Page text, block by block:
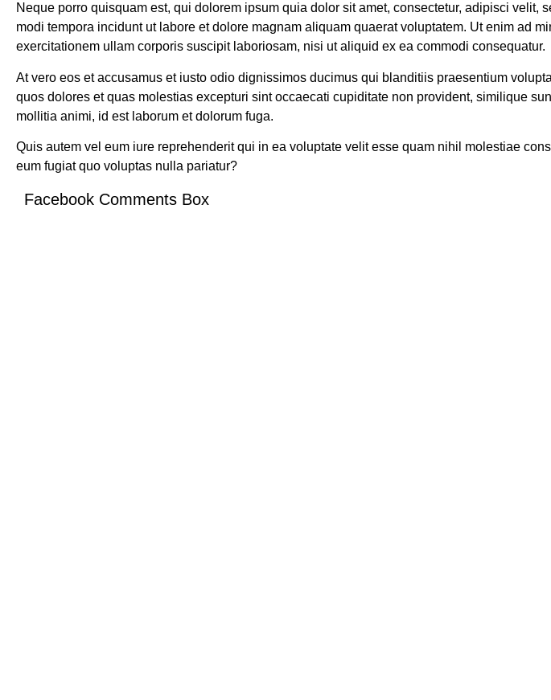
Neque porro quisquam est, qui dolorem ipsum quia dolor sit amet, consectetur, adipisci velit,
modi tempora incidunt ut labore et dolore magnam aliquam quaerat voluptatem. Ut enim ad
exercitationem ullam corporis suscipit laboriosam, nisi ut aliquid ex ea commodi consequatur.
At vero eos et accusamus et iusto odio dignissimos ducimus qui blanditiis praesentium
quos dolores et quas molestias excepturi sint occaecati cupiditate non provident, similique
mollitia animi, id est laborum et dolorum fuga.
Quis autem vel eum iure reprehenderit qui in ea voluptate velit esse quam nihil molestiae
eum fugiat quo voluptas nulla pariatur?
Facebook Comments Box